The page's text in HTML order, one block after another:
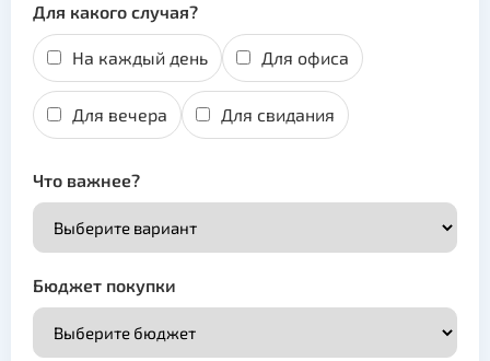
Для какого случая?
На каждый день Для офиса
Для вечера Для свидания
Что важнее?
Бюджет покупки